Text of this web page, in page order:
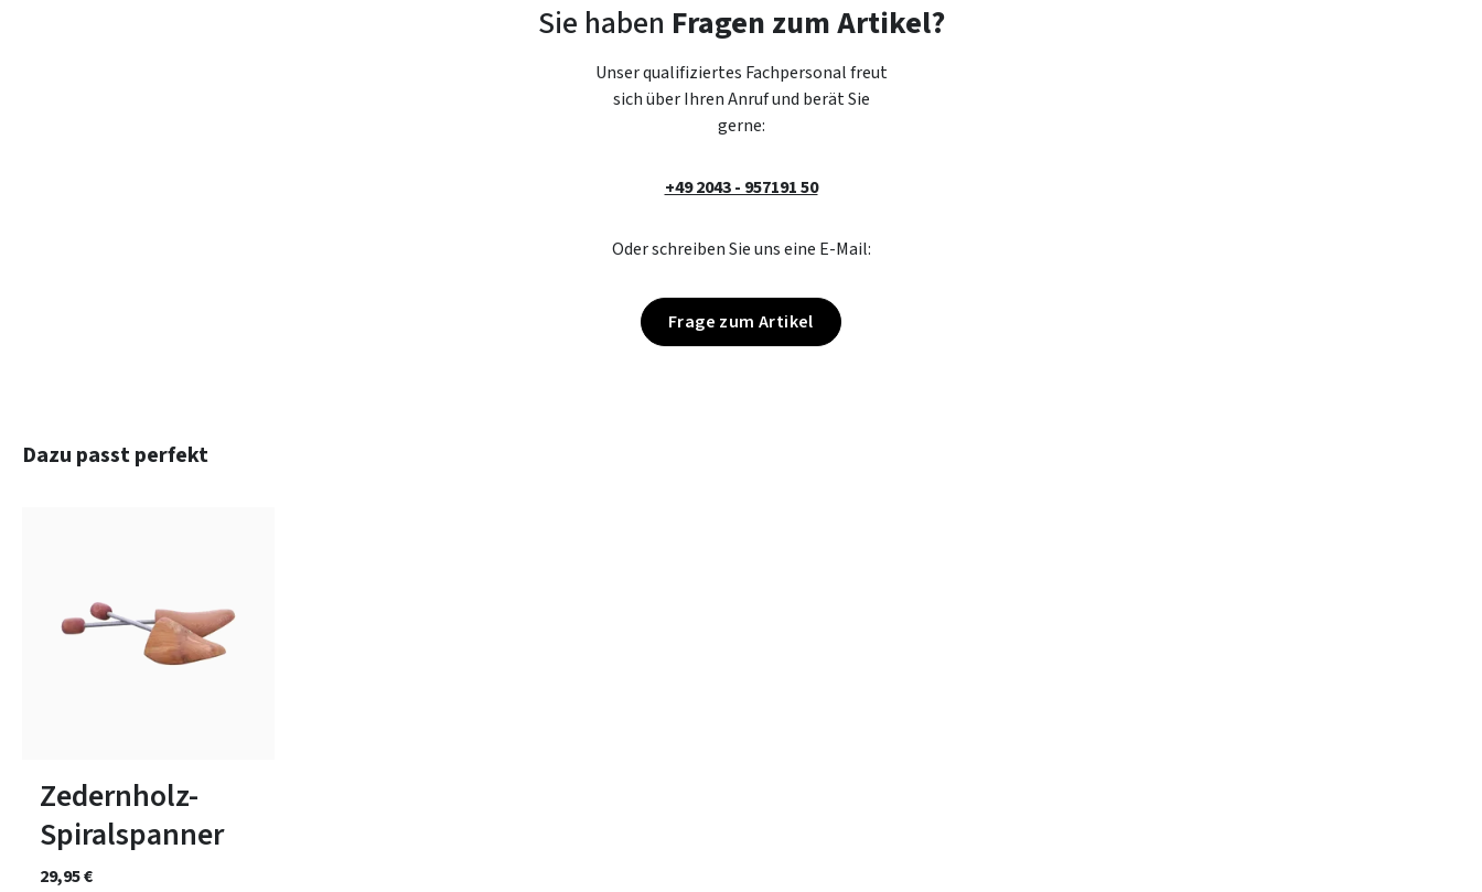
Sie haben Fragen zum Artikel?
Unser qualifiziertes Fachpersonal freut
sich über Ihren Anruf und berät Sie
gerne:
+49 2043 - 957191 50
Oder schreiben Sie uns eine E-Mail:
Frage zum Artikel
Produktgalerie überspringen
Dazu passt perfekt
Zedernholz-
Spiralspanner
29,95 €